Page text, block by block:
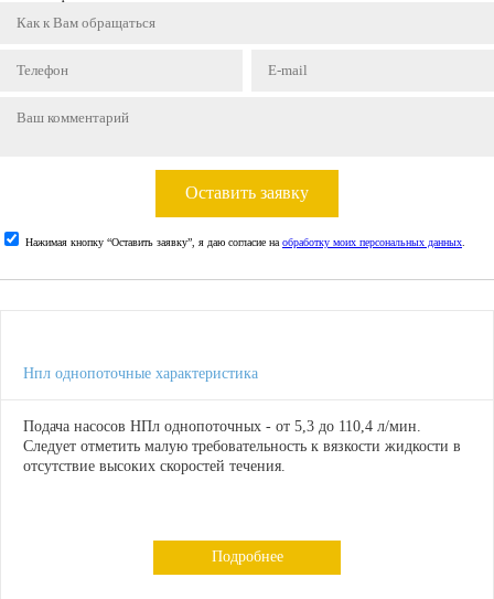
Оставить заявку
Нажимая кнопку “Оставить заявку”, я даю согласие на обработку моих персональных данных
Нпл однопоточные характеристика
Подача насосов НПл однопоточных - от 5,3 до 110,4 л/мин.
Следует отметить малую требовательность к вязкости жидкости в
отсутствие высоких скоростей течения.
Подробнее